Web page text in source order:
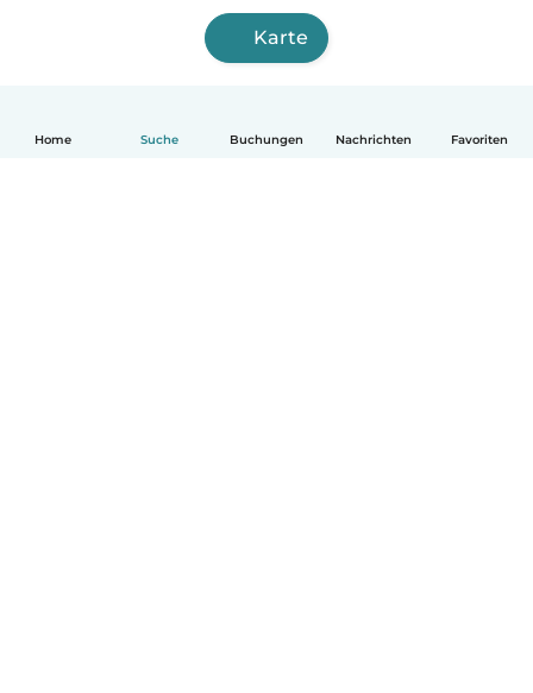
Home Suche Buchungen Nachrichten Favoriten
Karte